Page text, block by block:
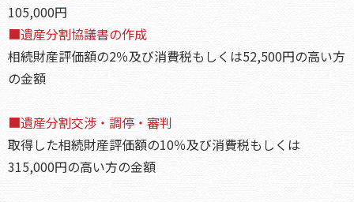
105,000円
■遺産分割協議書の作成
相続財産評価額の2％及び消費税もしくは52,500円の高い方
の金額
■遺産分割交渉・調停・審判
取得した相続財産評価額の10％及び消費税もしくは
315,000円の高い方の金額